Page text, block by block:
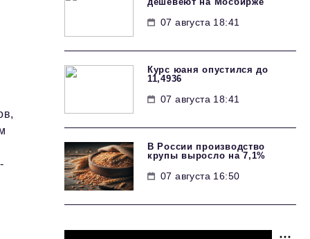
07 августа 18:41
Курс юаня опустился до
11,4936
07 августа 18:41
В России производство
крупы выросло на 7,1%
07 августа 16:50